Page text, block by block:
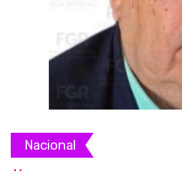
Nacional